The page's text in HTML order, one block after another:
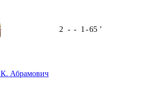
К. Абрамович
2 - - 1 -65 ʼ